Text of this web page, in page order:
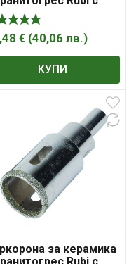
посипка с
М14х2 8х35 мм,
€ (40,06 лв.)
КУПИ
за керамика
Rubi с